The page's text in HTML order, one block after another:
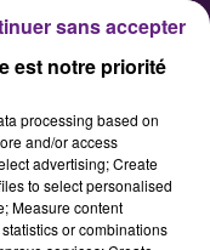
l’humour
est notre priorité
processing based on
and/or access
advertising; Create
to select personalised
Measure content
or combinations
sans accepter